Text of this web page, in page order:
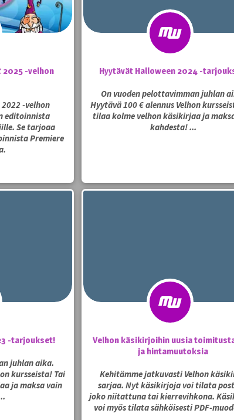
2025 -velhon
2022 -velhon
editoinnista
Se tarjoaa
Premiere
Hyytävät Halloween 2024 -
On vuoden pelottavimman juhlan
Hyytävä 100 € alennus Velhon
tilaa kolme velhon käsikirjaa ja
kahdesta! ...
-tarjoukset!
juhlan aika.
kursseista! Tai
ja maksa vain
Velhon käsikirjoihin uusia
ja hintamuutoksia
Kehitämme jatkuvasti Velhon
sarjaa. Nyt käsikirjoja voi tilata
joko niitattuna tai kierrevihkona.
voi myös tilata sähköisesti PDF-